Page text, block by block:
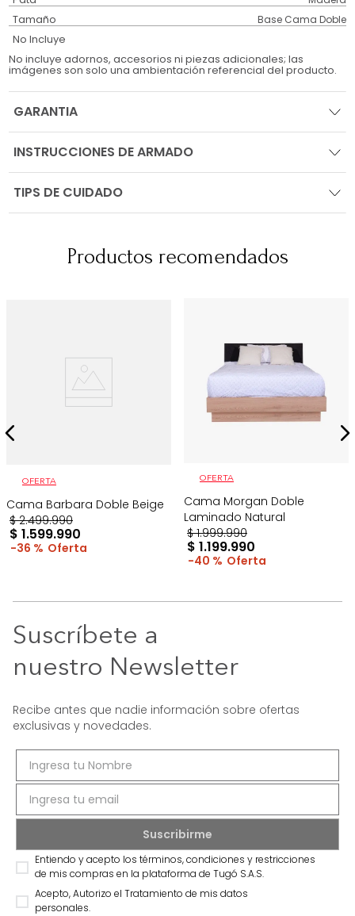
Tamaño Base Cama Doble
No Incluye
No incluye adornos, accesorios ni piezas adicionales; las
imágenes son solo una ambientación referencial del producto.
GARANTIA
INSTRUCCIONES DE ARMADO
TIPS DE CUIDADO
Productos recomendados
OFERTA
Cama Barbara Doble Beige
$ 2.499.990
$ 1.599.990
36 %
OFERTA
Cama Morgan Doble
Laminado Natural
$ 1.999.990
$ 1.199.990
40 %
Suscríbete a
nuestro Newsletter
Recibe antes que nadie información sobre ofertas
exclusivas y novedades.
Entiendo y acepto los términos, condiciones y restricciones
de mis compras en la plataforma de Tugó S.A.S.
Acepto, Autorizo el Tratamiento de mis datos
personales.